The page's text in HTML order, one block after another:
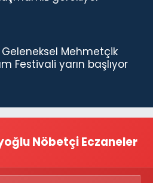
Geleneksel Mehmetçik
Festivali yarın başlıyor
Nöbetçi Eczaneler